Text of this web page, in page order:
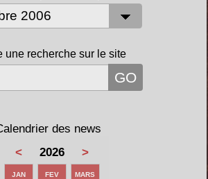
une recherche sur le site
des news
<
2026 >
JAN FEV MARS